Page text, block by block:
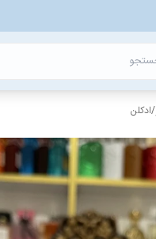
/ادکلن